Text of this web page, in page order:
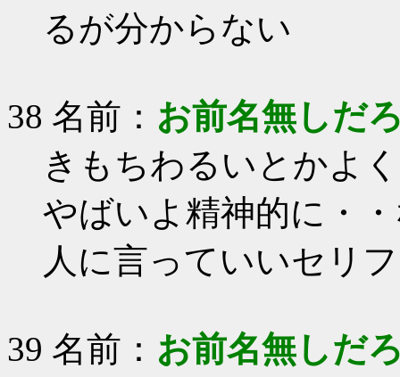
るが分からない
38 名前： お前名無しだ
きもちわるいとかよ
やばいよ精神的に・
人に言っていいセリ
39 名前： お前名無しだ